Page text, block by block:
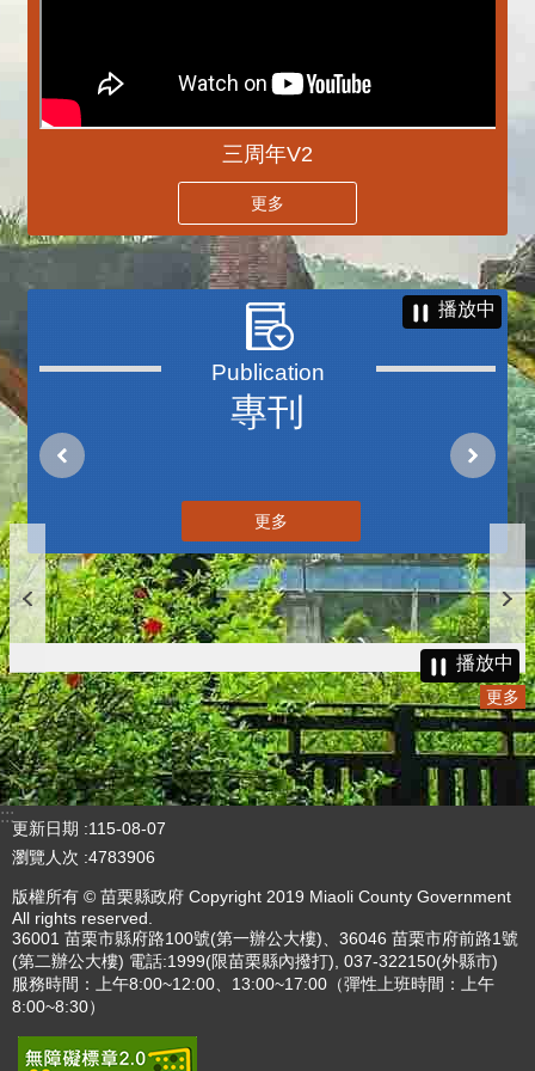
三周年V2
更多
專刊
播放中
更多
播放中
更多
:::
更新日期
115-08-07
瀏覽人次 4783906
版權所有 © 苗栗縣政府 Copyright 2019 Miaoli County Government
All rights reserved.
36001 苗栗市縣府路100號(第一辦公大樓)、36046 苗栗市府前路1號
(第二辦公大樓) 電話:1999(限苗栗縣內撥打), 037-322150(外縣市)
服務時間：上午8:00~12:00、13:00~17:00（彈性上班時間：上午
8:00~8:30）